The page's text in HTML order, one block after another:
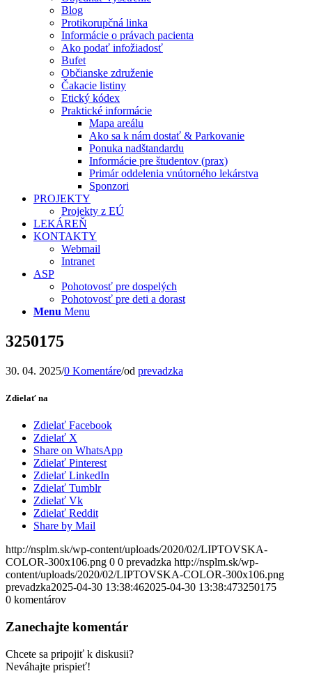
Blog
Protikorupčná linka
Informácie o právach pacienta
Ako podať infožiadosť
Bufet
Občianske združenie
Čakacie listiny
Etický kódex
Praktické informácie
Mapa areálu
Ako sa k nám dostať & Parkovanie
Ponuka nadštandardu
Informácie pre študentov (prax)
Primár oddelenia vnútorného lekárstva
Sponzori
PROJEKTY
Projekty z EÚ
LEKÁREŇ
KONTAKTY
Webmail
Intranet
ASP
Pohotovosť pre dospelých
Pohotovosť pre deti a dorast
Menu Menu
3250175
30. 04. 2025/0 Komentáre/od prevadzka
Zdielať na
Zdielať Facebook
Zdielať X
Share on WhatsApp
Zdielať Pinterest
Zdielať LinkedIn
Zdielať Tumblr
Zdielať Vk
Zdielať Reddit
Share by Mail
http://nsplm.sk/wp-content/uploads/2020/02/LIPTOVSKA-
COLOR-300x106.png 0 0 prevadzka http://nsplm.sk/wp-
content/uploads/2020/02/LIPTOVSKA-COLOR-300x106.png
prevadzka2025-04-30 13:38:462025-04-30 13:38:473250175
0 komentárov
Zanechajte komentár
Chcete sa pripojiť k diskusii?
Neváhajte prispieť!